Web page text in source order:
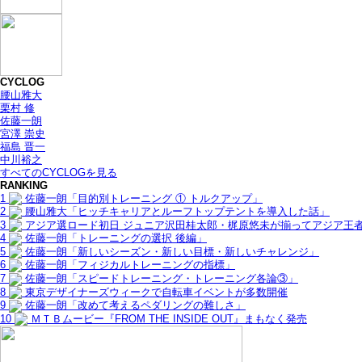
CYCLOG
腰山雅大
栗村 修
佐藤一朗
宮澤 崇史
福島 晋一
中川裕之
すべてのCYCLOGを見る
RANKING
1
佐藤一朗「目的別トレーニング ① トルクアップ」
2
腰山雅大「ヒッチキャリアとルーフトップテントを導入した話」
3
アジア選ロード初日 ジュニア沢田桂太郎・梶原悠未が揃ってアジア王
4
佐藤一朗「トレーニングの選択 後編」
5
佐藤一朗「新しいシーズン・新しい目標・新しいチャレンジ」
6
佐藤一朗「フィジカルトレーニングの指標」
7
佐藤一朗「スピードトレーニング・トレーニング各論③」
8
東京デザイナーズウィークで自転車イベントが多数開催
9
佐藤一朗「改めて考えるペダリングの難しさ」
10
ＭＴＢムービー『FROM THE INSIDE OUT』まもなく発売